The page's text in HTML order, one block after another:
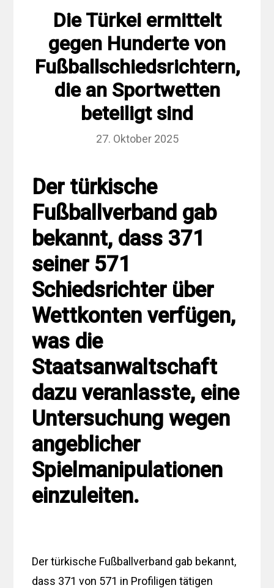
Die Türkei ermittelt
gegen Hunderte von
Fußballschiedsrichtern,
die an Sportwetten
beteiligt sind
27. Oktober 2025
Der türkische
Fußballverband gab
bekannt, dass 371
seiner 571
Schiedsrichter über
Wettkonten verfügen,
was die
Staatsanwaltschaft
dazu veranlasste, eine
Untersuchung wegen
angeblicher
Spielmanipulationen
einzuleiten.
Der türkische Fußballverband gab bekannt,
dass 371 von 571 in Profiligen tätigen